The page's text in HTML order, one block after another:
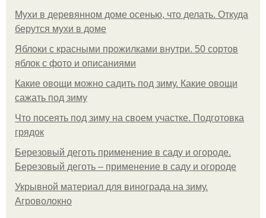
Мухи в деревянном доме осенью, что делать. Откуда
берутся мухи в доме
Яблоки с красными прожилками внутри. 50 сортов
яблок с фото и описаниями
Какие овощи можно садить под зиму. Какие овощи
сажать под зиму
Что посеять под зиму на своем участке. Подготовка
грядок
Березовый деготь применение в саду и огороде.
Березовый деготь – применение в саду и огороде
Укрывной материал для винограда на зиму.
Агроволокно